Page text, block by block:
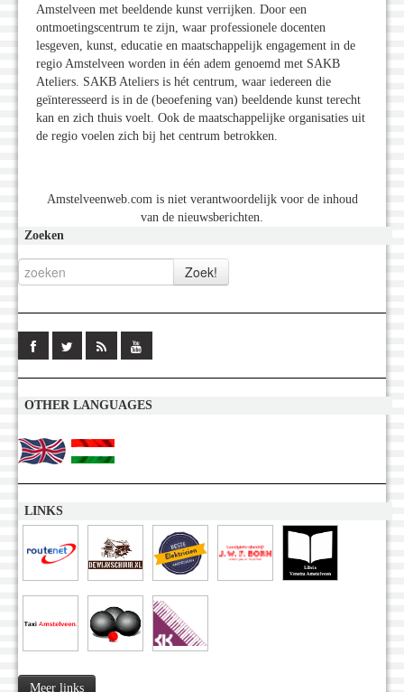
Amstelveen met beeldende kunst verrijken. Door een
ontmoetingscentrum te zijn, waar professionele docenten
lesgeven, kunst, educatie en maatschappelijk engagement in de
regio Amstelveen worden in één adem genoemd met SAKB
Ateliers. SAKB Ateliers is hét centrum, waar iedereen die
geïnteresseerd is in de (beoefening van) beeldende kunst terecht
kan en zich thuis voelt. Ook de maatschappelijke organisaties uit
de regio voelen zich bij het centrum betrokken.
Amstelveenweb.com is niet verantwoordelijk voor de inhoud
van de nieuwsberichten.
Zoeken
OTHER LANGUAGES
LINKS
Meer links